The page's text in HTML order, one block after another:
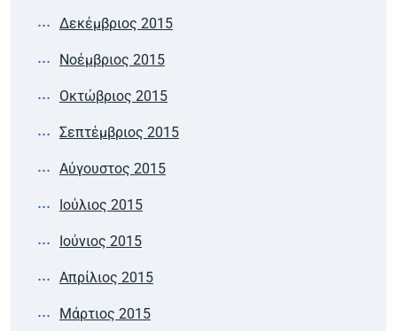
Δεκέμβριος 2015
Νοέμβριος 2015
Οκτώβριος 2015
Σεπτέμβριος 2015
Αύγουστος 2015
Ιούλιος 2015
Ιούνιος 2015
Απρίλιος 2015
Μάρτιος 2015